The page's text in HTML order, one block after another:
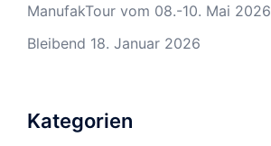
ManufakTour vom 08.-10. Mai 2026
Bleibend 18. Januar 2026
Kategorien